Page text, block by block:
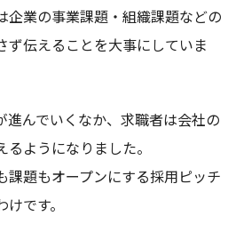
企業の事業課題・組織課題などの
ず伝えることを大事にしていま
進んでいくなか、求職者は会社の
ようになりました。
課題もオープンにする採用ピッチ
です。